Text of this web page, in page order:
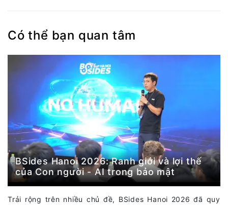
Có thể bạn quan tâm
BSides Hanoi 2026: Ranh giới và lợi thế
của Con người - AI trong bảo mật
Trải rộng trên nhiều chủ đề, BSides Hanoi 2026 đã quy